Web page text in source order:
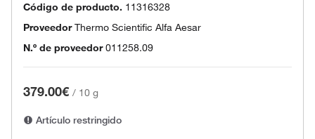
Código de producto. 11316328
ProveedorThermo Scientific Alfa Aesar
N.º de proveedor 011258.09
379.00€ / 10 g
Artículo restringido